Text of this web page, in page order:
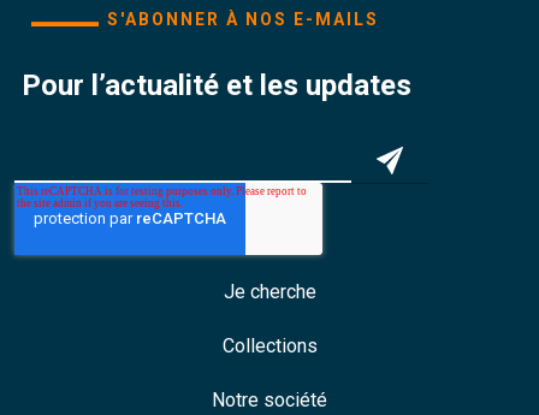
S'ABONNER À NOS E-MAILS
Pour l’actualité et les updates
Je cherche
Collections
Notre société